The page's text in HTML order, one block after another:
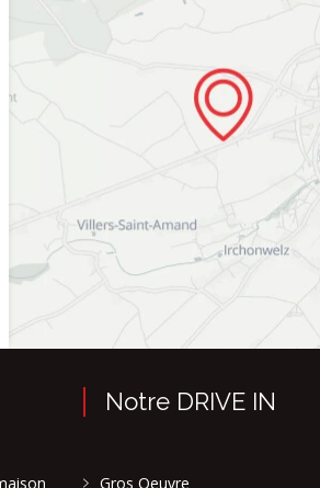
Notre DRIVE IN
Gros Oeuvre